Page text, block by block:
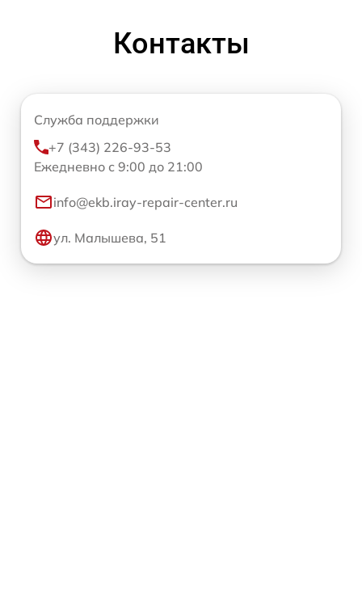
Контакты
Служба поддержки
+7 (343) 226-93-53
Ежедневно с 9:00 до 21:00
info@ekb.iray-repair-center.ru
ул. Малышева, 51